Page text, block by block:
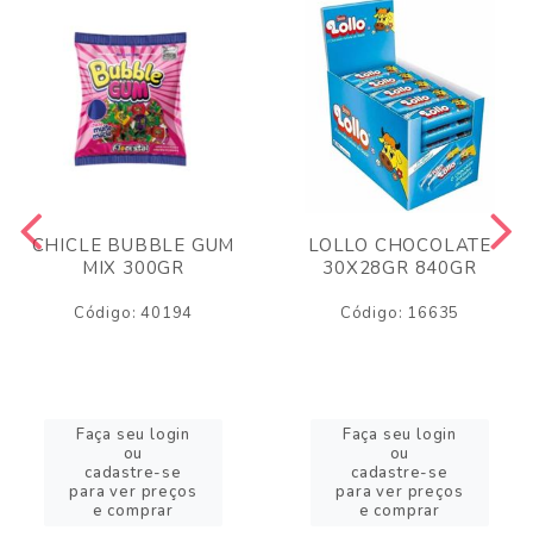
CHICLE BUBBLE GUM
MIX 300GR
Código: 40194
Faça seu login
ou
cadastre-se
para ver preços
e comprar
LOLLO CHOCOLATE
30X28GR 840GR
Código: 16635
Faça seu login
ou
cadastre-se
para ver preços
e comprar